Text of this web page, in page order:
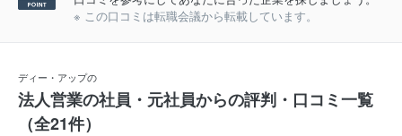
※ この口コミは転職会議から転載しています。
ディー・アップの
法人営業の社員・元社員からの評判・口コミ一覧
（全21件）